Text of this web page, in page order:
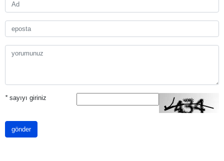
*sayıyı giriniz
gönder